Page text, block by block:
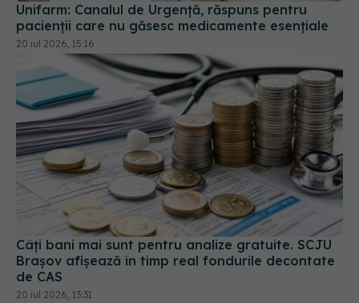
Unifarm: Canalul de Urgență, răspuns pentru
pacienții care nu găsesc medicamente esențiale
20 iul 2026, 15:16
Câți bani mai sunt pentru analize gratuite. SCJU
Brașov afișează în timp real fondurile decontate
de CAS
20 iul 2026, 13:31